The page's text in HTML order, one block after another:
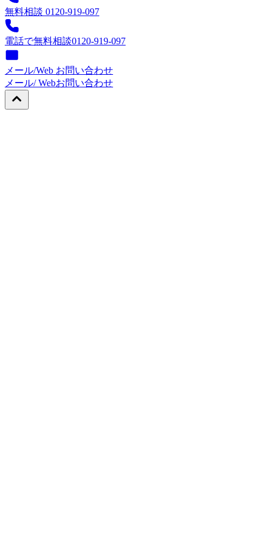
無料相談 0120-919-097
電話で無料相談0120-919-097
メール/Web お問い合わせ
メール/ Webお問い合わせ